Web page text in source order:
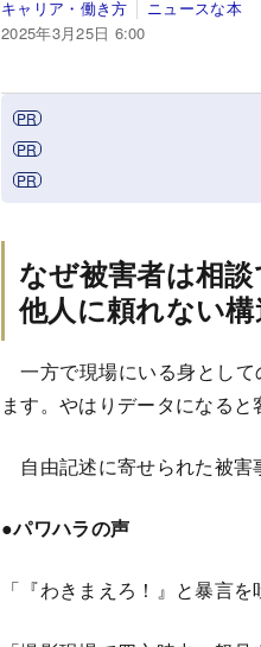
キャリア・働き方
ニュースな本
2025年3月25日 6:00
なぜ被害者は相
他人に頼れない構
一方で現場にいる身として
ます。やはりデータになると
自由記述に寄せられた被害
●パワハラの声
「『わきまえろ！』と暴言を